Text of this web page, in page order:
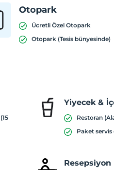
Otopark
Ücretli Özel Otopark
Otopark (Tesis bünyesinde)
Yiyecek &
Restoran
Paket servis